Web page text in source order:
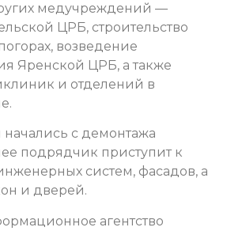
медучреждений —
ЦРБ, строительство
возведение
Яренской ЦРБ, а также
и отделений в
начались с демонтажа
подрядчик приступит к
систем, фасадов, а
и дверей.
агентство